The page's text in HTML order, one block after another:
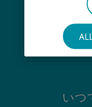
使用中の
必
いつ